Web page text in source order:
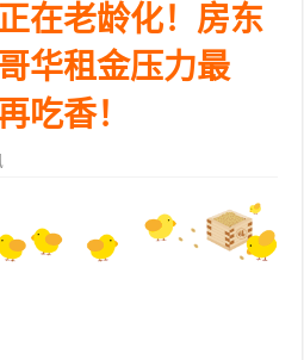
在老龄化！房东
华租金压力最
吃香！